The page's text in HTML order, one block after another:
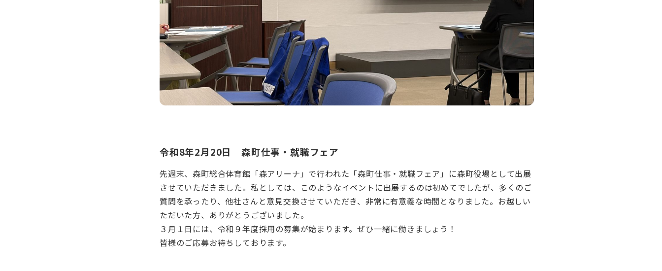
令和8年2月20日 森町仕事・就職フェア
先週末、森町総合体育館「森アリーナ」で行われた「森町仕事・就職フェア」に森町役場として出展
させていただきました。私としては、このようなイベントに出展するのは初めてでしたが、多くのご
質問を承ったり、他社さんと意見交換させていただき、非常に有意義な時間となりました。お越しい
ただいた方、ありがとうございました。
３月１日には、令和９年度採用の募集が始まります。ぜひ一緒に働きましょう！
皆様のご応募お待ちしております。